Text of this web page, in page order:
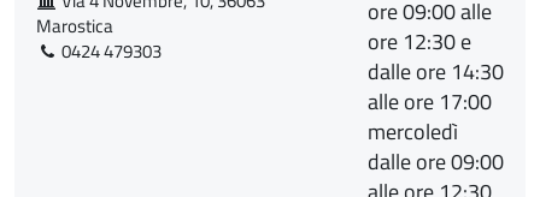
Marostica
0424 479303
ore 09:00 alle
ore 12:30 e
dalle ore 14:30
alle ore 17:00
mercoledì
dalle ore 09:00